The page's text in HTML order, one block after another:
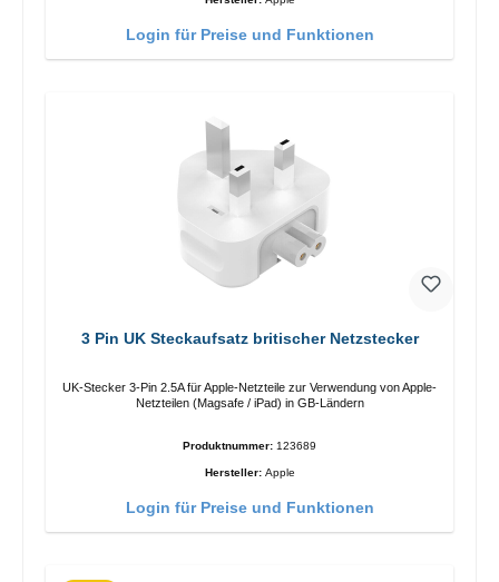
Login für Preise und Funktionen
3 Pin UK Steckaufsatz britischer Netzstecker
UK-Stecker 3-Pin 2.5A für Apple-Netzteile zur Verwendung von Apple-
Netzteilen (Magsafe / iPad) in GB-Ländern
Produktnummer: 123689
Hersteller: Apple
Login für Preise und Funktionen